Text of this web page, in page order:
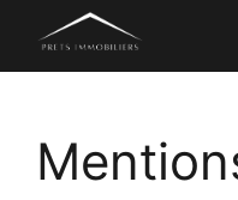
contenu